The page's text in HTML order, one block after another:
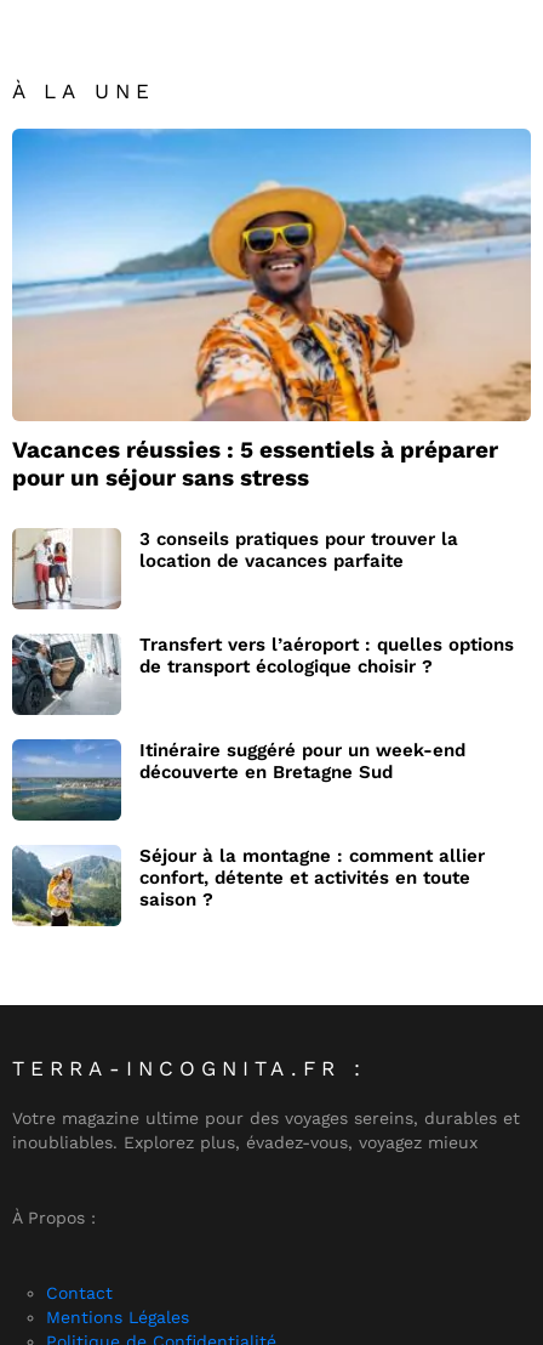
À LA UNE
Vacances réussies : 5 essentiels à préparer
pour un séjour sans stress
3 conseils pratiques pour trouver la
location de vacances parfaite
Transfert vers l’aéroport : quelles options
de transport écologique choisir ?
Itinéraire suggéré pour un week-end
découverte en Bretagne Sud
Séjour à la montagne : comment allier
confort, détente et activités en toute
saison ?
TERRA-INCOGNITA.FR :
Votre magazine ultime pour des voyages sereins, durables et
inoubliables. Explorez plus, évadez-vous, voyagez mieux
À Propos :
Contact
Mentions Légales